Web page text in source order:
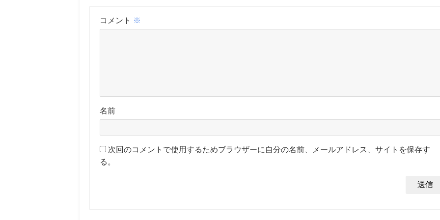
コメント ※
名前
次回のコメントで使用するためブラウザーに自分の名前、メールアドレス、サイトを保存す
る。